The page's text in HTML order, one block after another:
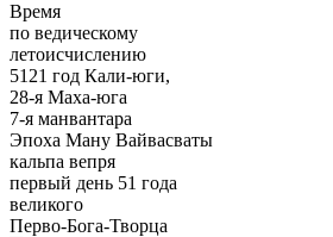
Время
по ведическому
летоисчислению
5121 год Кали-юги,
28-я Маха-юга
7-я манвантара
Эпоха Ману Вайвасваты
кальпа вепря
первый день 51 года
великого
Перво-Бога-Творца